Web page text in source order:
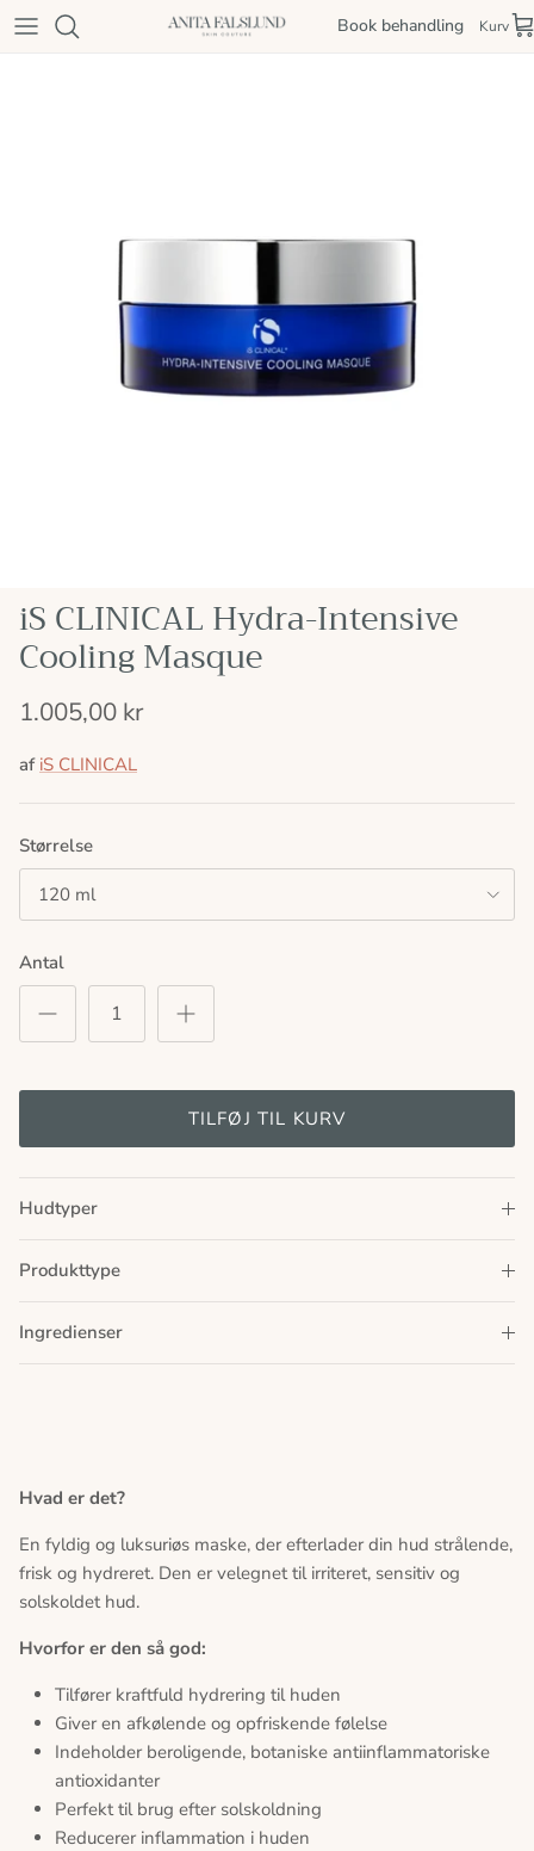
Spring til indhold
Book behandling Kurv
iS CLINICAL Hydra-Intensive
Cooling Masque
1.005,00 kr
af iS CLINICAL
Størrelse
120 ml
Antal
TILFØJ TIL KURV
Hudtyper
Produkttype
Ingredienser
Hvad er det?
En fyldig og luksuriøs maske, der efterlader din hud strålende,
frisk og hydreret. Den er velegnet til irriteret, sensitiv og
solskoldet hud.
Hvorfor er den så god:
Tilfører kraftfuld hydrering til huden
Giver en afkølende og opfriskende følelse
Indeholder beroligende, botaniske antiinflammatoriske
antioxidanter
Perfekt til brug efter solskoldning
Reducerer inflammation i huden